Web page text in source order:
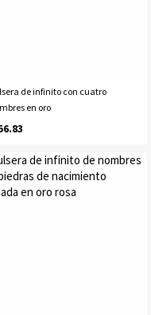
de infinito con cuatro
en oro